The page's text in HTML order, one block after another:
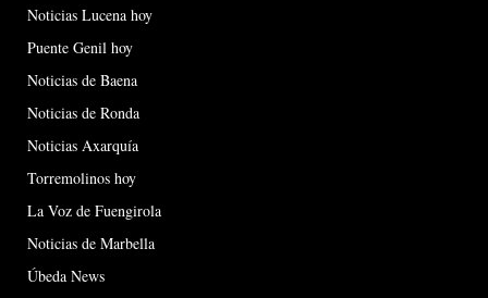
Noticias Lucena hoy
Puente Genil hoy
Noticias de Baena
Noticias de Ronda
Noticias Axarquía
Torremolinos hoy
La Voz de Fuengirola
Noticias de Marbella
Úbeda News